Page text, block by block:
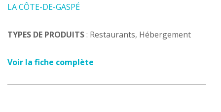
LA CÔTE-DE-GASPÉ
TYPES DE PRODUITS: Restaurants, Hébergement
Voir la fiche complète